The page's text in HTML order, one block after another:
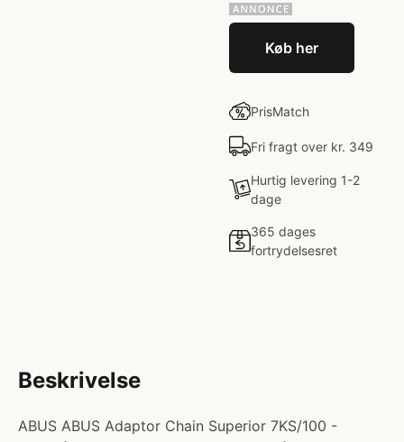
Køb her
PrisMatch
Fri fragt over kr. 349
Hurtig levering 1-2
dage
365 dages
fortrydelsesret
Beskrivelse
ABUS ABUS Adaptor Chain Superior 7KS/100 -